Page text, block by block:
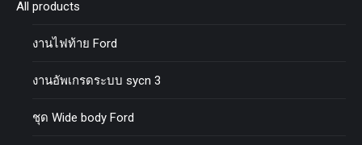
All products
งานไฟท้าย Ford
งานอัพเกรดระบบ sycn 3
ชุด Wide body Ford